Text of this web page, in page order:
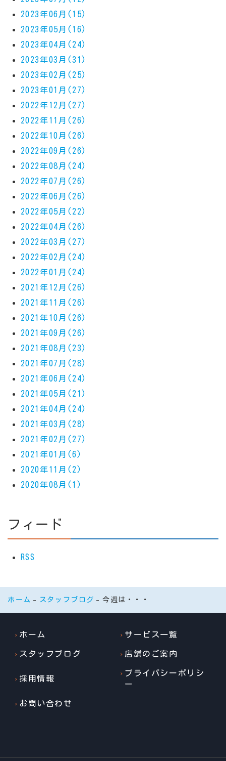
2023年06月(15)
2023年05月(16)
2023年04月(24)
2023年03月(31)
2023年02月(25)
2023年01月(27)
2022年12月(27)
2022年11月(26)
2022年10月(26)
2022年09月(26)
2022年08月(24)
2022年07月(26)
2022年06月(26)
2022年05月(22)
2022年04月(26)
2022年03月(27)
2022年02月(24)
2022年01月(24)
2021年12月(26)
2021年11月(26)
2021年10月(26)
2021年09月(26)
2021年08月(23)
2021年07月(28)
2021年06月(24)
2021年05月(21)
2021年04月(24)
2021年03月(28)
2021年02月(27)
2021年01月(6)
2020年11月(2)
2020年08月(1)
フィード
RSS
ホーム スタッフブログ 今週は・・・
ホーム サービス一覧
スタッフブログ 店舗のご案内
採用情報
プライバシーポリシ
ー
お問い合わせ